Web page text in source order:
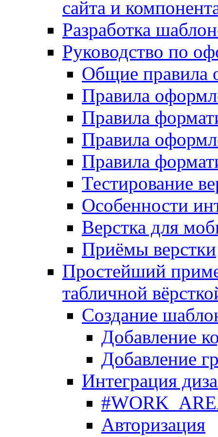
сайта и
Разработка
Руководство по
Общие правила
Правила
Правила
Правила
Правила
Тестирование
Особенности
Верстка для
Приёмы верстки
Простейший
табличной
Создание
Добавление
Добавление
Интеграция
Авторизация